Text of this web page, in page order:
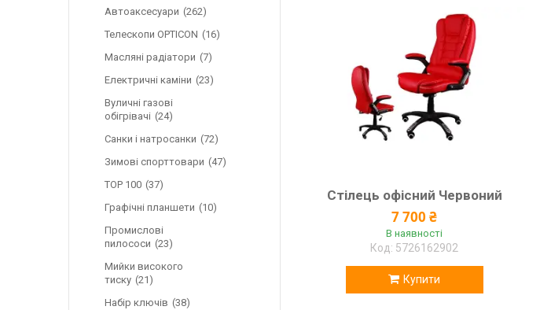
Стілець офісний Червоний
7 700 ₴
В наявності
5726162902
Купити
Автоаксесуари
262
Телескопи OPTICON
16
Масляні радіатори
7
Електричні каміни
23
Вуличні газові
обігрівачі
24
Санки і натросанки
72
Зимові спорттовари
47
ТОР 100 37
Графічні планшети
10
Промислові
пилососи
23
Мийки високого
тиску 21
Набір ключів
38